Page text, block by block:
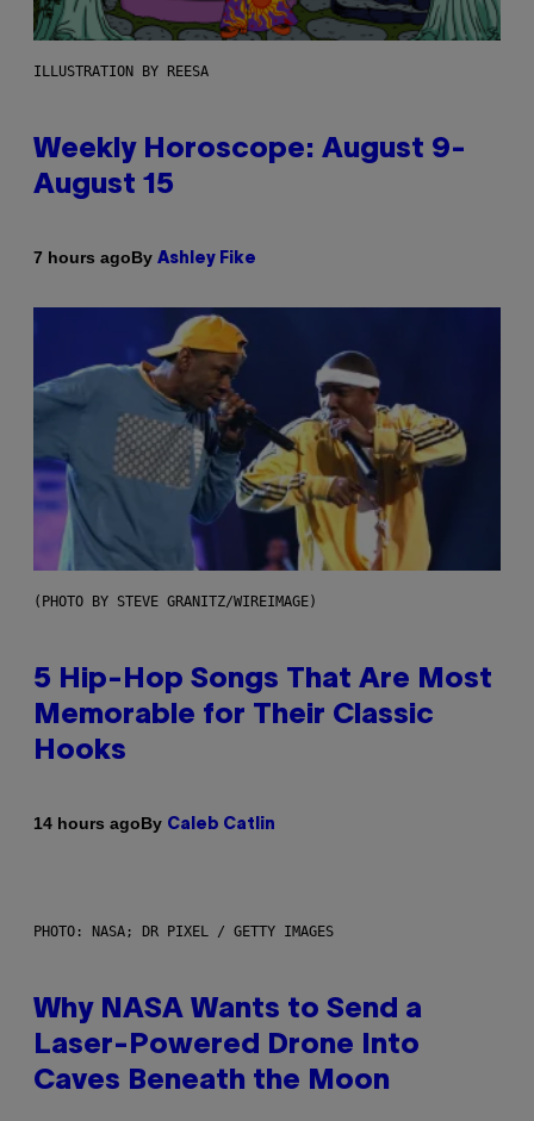
ILLUSTRATION BY REESA
Weekly Horoscope: August 9-
August 15
7 hours agoBy Ashley Fike
(PHOTO BY STEVE GRANITZ/WIREIMAGE)
5 Hip-Hop Songs That Are Most
Memorable for Their Classic
Hooks
14 hours agoBy Caleb Catlin
PHOTO: NASA; DR PIXEL / GETTY IMAGES
Why NASA Wants to Send a
Laser-Powered Drone Into
Caves Beneath the Moon